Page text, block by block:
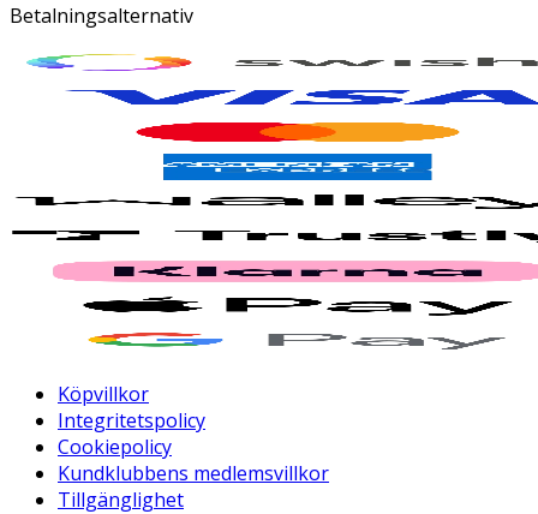
Betalningsalternativ
Köpvillkor
Integritetspolicy
Cookiepolicy
Kundklubbens medlemsvillkor
Tillgänglighet